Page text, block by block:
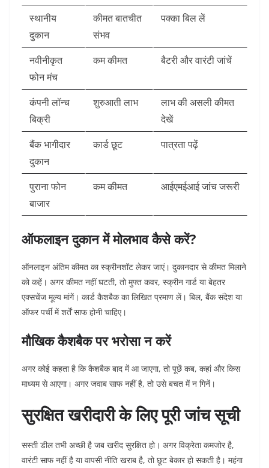
स्थानीय
दुकान
कीमत बातचीत
संभव
पक्का बिल लें
नवीनीकृत
फोन मंच
कम कीमत बैटरी और वारंटी जांचें
कंपनी लॉन्च
बिक्री
शुरुआती लाभ
लाभ की असली कीमत
देखें
बैंक भागीदार
दुकान
कार्ड छूट पात्रता पढ़ें
पुराना फोन
बाजार
कम कीमत आईएमईआई जांच जरूरी
ऑफलाइन दुकान में मोलभाव कैसे करें?
ऑनलाइन अंतिम कीमत का स्क्रीनशॉट लेकर जाएं। दुकानदार से कीमत मिलाने
को कहें। अगर कीमत नहीं घटती, तो मुफ्त कवर, स्क्रीन गार्ड या बेहतर
एक्सचेंज मूल्य मांगें। कार्ड कैशबैक का लिखित प्रमाण लें। बिल, बैंक संदेश या
ऑफर पर्ची में शर्तें साफ होनी चाहिए।
मौखिक कैशबैक पर भरोसा न करें
अगर कोई कहता है कि कैशबैक बाद में आ जाएगा, तो पूछें कब, कहां और किस
माध्यम से आएगा। अगर जवाब साफ नहीं है, तो उसे बचत में न गिनें।
सुरक्षित खरीदारी के लिए पूरी जांच सूची
सस्ती डील तभी अच्छी है जब खरीद सुरक्षित हो। अगर विक्रेता कमजोर है,
वारंटी साफ नहीं है या वापसी नीति खराब है, तो छूट बेकार हो सकती है। महंगा